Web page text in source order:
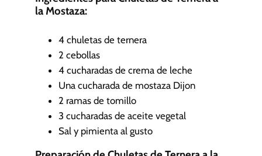
u
s
la Mostaza:
4 chuletas de ternera
2 cebollas
4 cucharadas de crema de leche
Una cucharada de mostaza Dijon
2 ramas de tomillo
3 cucharadas de aceite vegetal
Sal y pimienta al gusto